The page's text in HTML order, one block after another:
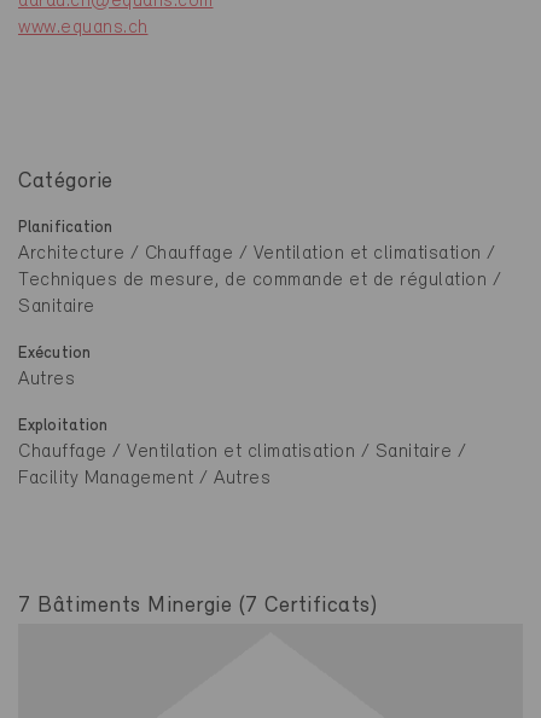
www.equans.ch
Catégorie
Planification
Architecture / Chauffage / Ventilation et climatisation /
Techniques de mesure, de commande et de régulation /
Sanitaire
Exécution
Autres
Exploitation
Chauffage / Ventilation et climatisation / Sanitaire /
Facility Management / Autres
7 Bâtiments Minergie (7 Certificats)